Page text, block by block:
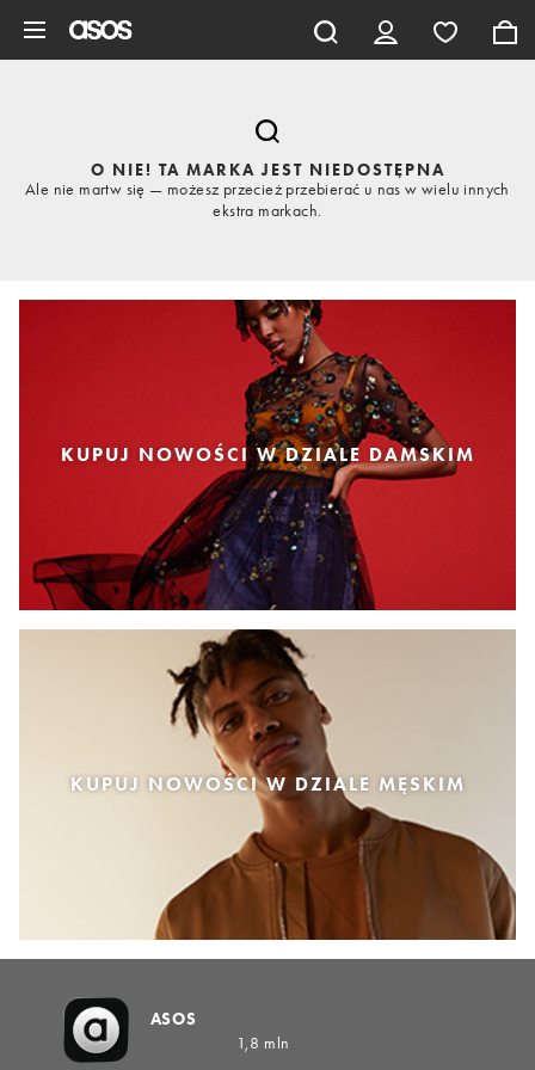
O NIE! TA MARKA JEST NIEDOSTĘPNA
Ale nie martw się — możesz przecież przebierać u nas w wielu innych
ekstra markach.
KUPUJ NOWOŚCI W DZIALE DAMSKIM
KUPUJ NOWOŚCI W DZIALE MĘSKIM
ASOS
1,8 mln